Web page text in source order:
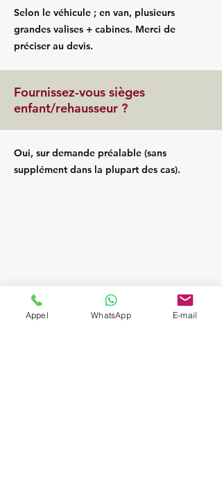
Selon le véhicule ; en van, plusieurs
grandes valises + cabines. Merci de
préciser au devis.
Fournissez-vous sièges
enfant/rehausseur ?
Oui, sur demande préalable (sans
supplément dans la plupart des cas).
Appel WhatsApp E-mail